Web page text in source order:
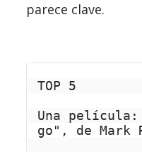
parece clave.
TOP 5
Una
go", de Mark